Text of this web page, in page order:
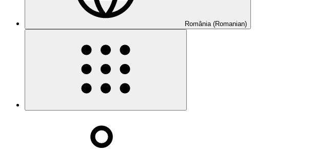
România (Romanian)